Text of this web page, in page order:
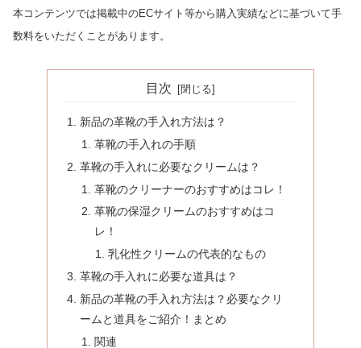
本コンテンツでは掲載中のECサイト等から購入実績などに基づいて手
数料をいただくことがあります。
目次
新品の革靴の手入れ方法は？
革靴の手入れの手順
革靴の手入れに必要なクリームは？
革靴のクリーナーのおすすめはコレ！
革靴の保湿クリームのおすすめはコ
レ！
乳化性クリームの代表的なもの
革靴の手入れに必要な道具は？
新品の革靴の手入れ方法は？必要なクリ
ームと道具をご紹介！まとめ
関連